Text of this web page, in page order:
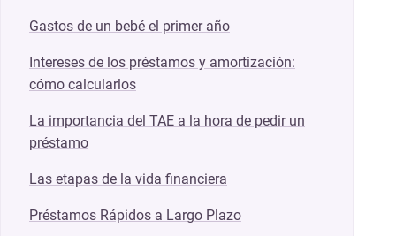
Gastos de un bebé el primer año
Intereses de los préstamos y amortización:
cómo calcularlos
La importancia del TAE a la hora de pedir un
préstamo
Las etapas de la vida financiera
Préstamos Rápidos a Largo Plazo